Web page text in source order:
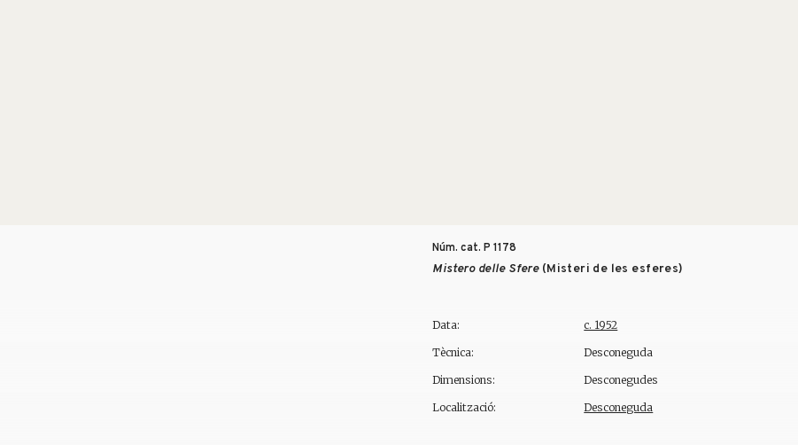
Núm. cat. P 1178
Mistero delle Sfere(Misteri de les esferes)
Data: c. 1952
Tècnica: Desconeguda
Dimensions: Desconegudes
Localització: Desconeguda